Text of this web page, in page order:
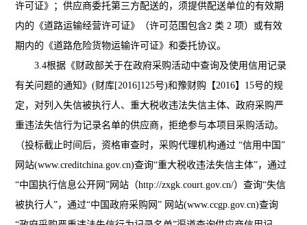
许可证》；供应商委托第三方配送的 ，须提供配送单位的有效期
内的《道路运输经营许可证》（许可范围包含2 类 2 项）或有效
期内的《道路危险货物运输许可证》和委托协议。
3.4根据《财政部关于在政府采购活动中查询及使用信用记录
有关问题的通知》(财库[2016]125号)和豫财购【2016】15号的规
定，对列入失信被执行人、重大税收违法失信主体、政府采购严
重违法失信行为记录名单的供应商，拒绝参与本项目采购活动。
（投标截止时间后，资格审查时，采购代理机构通过 “信用中国”
网站(www.creditchina.gov.cn)查询“重大税收违法失信主体”，通过
“中国执行信息公开网”网站（http://zxgk.court.gov.cn/）查询“失信
被执行人”，通过“中国政府采购网” 网站(www.ccgp.gov.cn)查询